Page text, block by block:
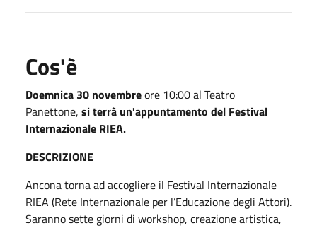
Cos'è
Doemnica 30 novembreore 10:00 al Teatro
Panettone, si terrà un'appuntamento del Festival
Internazionale RIEA.
DESCRIZIONE
Ancona torna ad accogliere il Festival Internazionale
RIEA (Rete Internazionale per l’Educazione degli Attori).
Saranno sette giorni di workshop, creazione artistica,